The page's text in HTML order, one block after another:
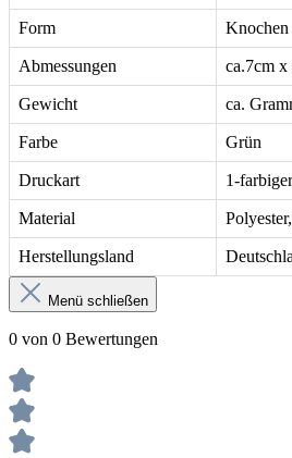
Form Knochen
Abmessungen ca.7cm
Gewicht ca.
Farbe Grün
Druckart 1-
Material
Herstellungsland
Menü schließen
0 von 0 Bewertungen